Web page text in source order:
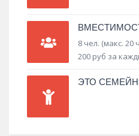
8 чел. (макс.
200 руб за
ЭТО